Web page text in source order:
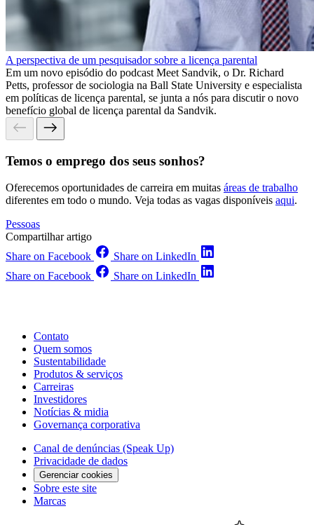
A perspectiva de um pesquisador sobre a licença parental
Em um novo episódio do podcast Meet Sandvik, o Dr. Richard
Petts, professor de sociologia na Ball State University e especialista
em políticas de licença parental, se junta a nós para discutir o novo
benefício global de licença parental da Sandvik.
Temos o emprego dos seus sonhos?
Oferecemos oportunidades de carreira em muitas áreas de trabalho
diferentes em todo o mundo. Veja todas as vagas disponíveis aqui.
Pessoas
Compartilhar artigo
Share on Facebook
Share on LinkedIn
Share on Facebook
Share on LinkedIn
Contato
Quem somos
Sustentabilidade
Produtos & serviços
Carreiras
Investidores
Notícias & midia
Governança corporativa
Canal de denúncias (Speak Up)
Privacidade de dados
Gerenciar cookies
Sobre este site
Marcas